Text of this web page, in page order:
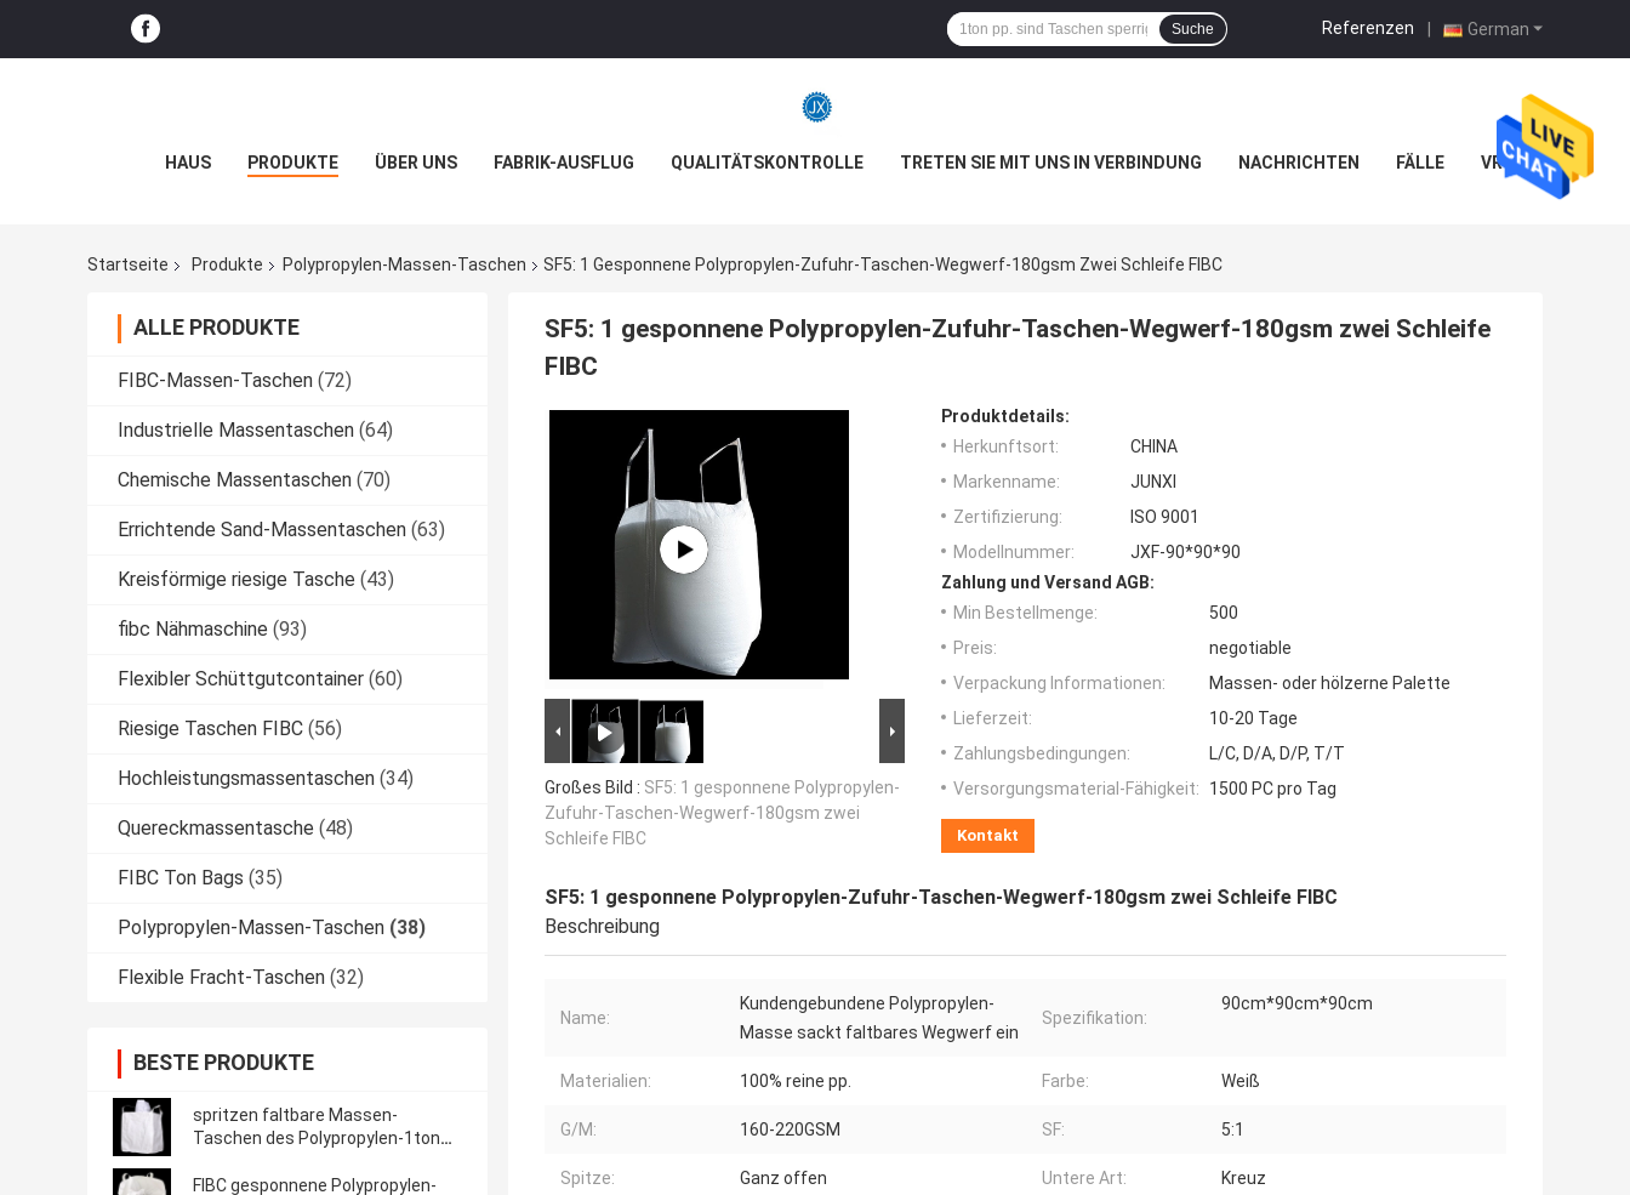
German
Referenzen |
Suche
HAUS PRODUKTE ÜBER UNS FABRIK-AUSFLUG QUALITÄTSKONTROLLE TRETEN SIE MIT UNS IN VERBINDUNG NACHRICHTEN FÄLLE VR
Startseite Produkte Polypropylen-Massen-Taschen SF5: 1 Gesponnene Polypropylen-Zufuhr-Taschen-Wegwerf-180gsm Zwei Schleife FIBC
ALLE PRODUKTE
FIBC-Massen-Taschen (72)
Industrielle Massentaschen (64)
Chemische Massentaschen (70)
Errichtende Sand-Massentaschen (63)
Kreisförmige riesige Tasche (43)
fibc Nähmaschine (93)
Flexibler Schüttgutcontainer (60)
Riesige Taschen FIBC (56)
Hochleistungsmassentaschen (34)
Quereckmassentasche (48)
FIBC Ton Bags (35)
Polypropylen-Massen-Taschen (38)
Flexible Fracht-Taschen (32)
BESTE PRODUKTE
spritzen faltbare Massen-
Taschen des Polypropylen-1ton
FIBC gesponnene Polypropylen-
SF5: 1 gesponnene Polypropylen-Zufuhr-Taschen-Wegwerf-180gsm zwei Schleife
FIBC
Großes Bild : SF5: 1 gesponnene Polypropylen-
Zufuhr-Taschen-Wegwerf-180gsm zwei
Schleife FIBC
Produktdetails:
Herkunftsort:
CHINA
Markenname:
JUNXI
Zertifizierung:
ISO 9001
Modellnummer:
JXF-90*90*90
Zahlung und Versand AGB:
Min Bestellmenge:
500
Preis:
negotiable
Verpackung Informationen:
Massen- oder hölzerne Palette
Lieferzeit:
10-20 Tage
Zahlungsbedingungen:
L/C, D/A, D/P, T/T
Versorgungsmaterial-Fähigkeit:
1500 PC pro Tag
Kontakt
SF5: 1 gesponnene Polypropylen-Zufuhr-Taschen-Wegwerf-180gsm zwei Schleife FIBC
Beschreibung
Name:
Kundengebundene Polypropylen-
Masse sackt faltbares Wegwerf ein
Spezifikation:
90cm*90cm*90cm
Materialien: 100% reine pp. Farbe: Weiß
G/M: 160-220GSM SF: 5:1
Spitze: Ganz offen Untere Art: Kreuz